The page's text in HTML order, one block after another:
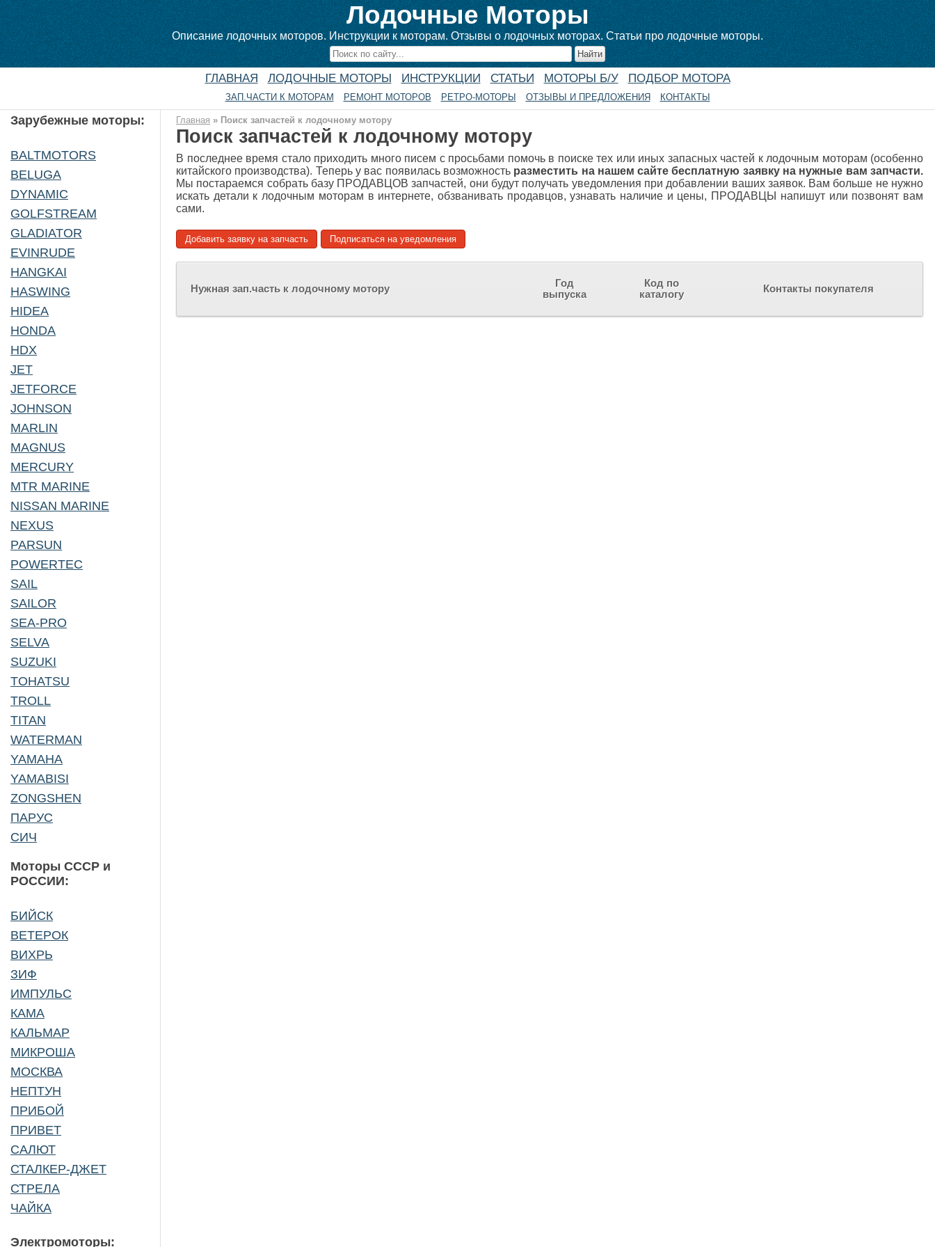
Лодочные Моторы
Описание лодочных моторов. Инструкции к моторам. Отзывы о лодочных моторах. Статьи про лодочные моторы.
ГЛАВНАЯ ЛОДОЧНЫЕ МОТОРЫ ИНСТРУКЦИИ СТАТЬИ МОТОРЫ Б/У ПОДБОР МОТОРА
ЗАП.ЧАСТИ К МОТОРАМ РЕМОНТ МОТОРОВ РЕТРО-МОТОРЫ ОТЗЫВЫ И ПРЕДЛОЖЕНИЯ КОНТАКТЫ
Зарубежные моторы:
BALTMOTORS
BELUGA
DYNAMIC
GOLFSTREAM
GLADIATOR
EVINRUDE
HANGKAI
HASWING
HIDEA
HONDA
HDX
JET
JETFORCE
JOHNSON
MARLIN
MAGNUS
MERCURY
MTR MARINE
NISSAN MARINE
NEXUS
PARSUN
POWERTEC
SAIL
SAILOR
SEA-PRO
SELVA
SUZUKI
TOHATSU
TROLL
TITAN
WATERMAN
YAMAHA
YAMABISI
ZONGSHEN
ПАРУС
СИЧ
Моторы СССР и
РОССИИ:
БИЙСК
ВЕТЕРОК
ВИХРЬ
ЗИФ
ИМПУЛЬС
КАМА
КАЛЬМАР
МИКРОША
МОСКВА
НЕПТУН
ПРИБОЙ
ПРИВЕТ
САЛЮТ
СТАЛКЕР-ДЖЕТ
СТРЕЛА
ЧАЙКА
Электромоторы:
Главная » Поиск запчастей к лодочному мотору
Поиск запчастей к лодочному мотору
В последнее время стало приходить много писем с просьбами помочь в поиске тех или иных запасных частей к лодочным моторам (особенно
китайского производства). Теперь у вас появилась возможность разместить на нашем сайте бесплатную заявку на нужные вам запчасти.
Мы постараемся собрать базу ПРОДАВЦОВ запчастей, они будут получать уведомления при добавлении ваших заявок. Вам больше не нужно
искать детали к лодочным моторам в интернете, обзванивать продавцов, узнавать наличие и цены, ПРОДАВЦЫ напишут или позвонят вам
сами.
Добавить заявку на запчасть Подписаться на уведомления
Нужная зап.часть к лодочному мотору
Год
выпуска
Код по
каталогу
Контакты покупателя